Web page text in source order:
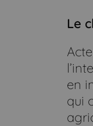
Le
en
qui